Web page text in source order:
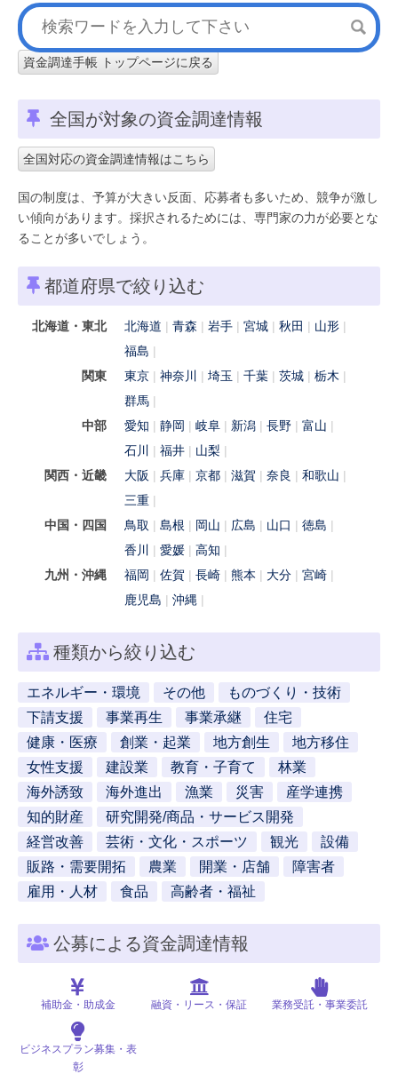
資金調達手帳 トップページに戻る
全国が対象の資金調達情報
全国対応の資金調達情報はこちら
国の制度は、予算が大きい反面、応募者も多いため、競争が激し
い傾向があります。採択されるためには、専門家の力が必要とな
ることが多いでしょう。
都道府県で絞り込む
北海道・東北 北海道 青森 岩手 宮城 秋田
山形
福島
関東
東京 神奈川 埼玉 千葉 茨城
栃木
群馬
中部
愛知 静岡 岐阜 新潟 長野
富山
石川
福井
山梨
関西・近畿
大阪 兵庫 京都 滋賀 奈良
和歌山
三重
中国・四国
鳥取 島根 岡山 広島 山口
徳島
香川
愛媛
高知
九州・沖縄
福岡 佐賀 長崎 熊本 大分
宮崎
鹿児島
沖縄
種類から絞り込む
エネルギー・環境 その他
ものづくり・技術
下請支援
事業再生 事業承継
住宅
健康・医療
創業・起業 地方創生
地方移住
女性支援
建設業 教育・子育て
林業
海外誘致
海外進出 漁業 災害
産学連携
知的財産
研究開発/商品・サービス開発
経営改善
芸術・文化・スポーツ 観光
設備
販路・需要開拓
農業 開業・店舗
障害者
雇用・人材
食品 高齢者・福祉
公募による資金調達情報
補助金・助成金 融資・リース・保証 業務受託・事業委託
ビジネスプラン募集・表
彰